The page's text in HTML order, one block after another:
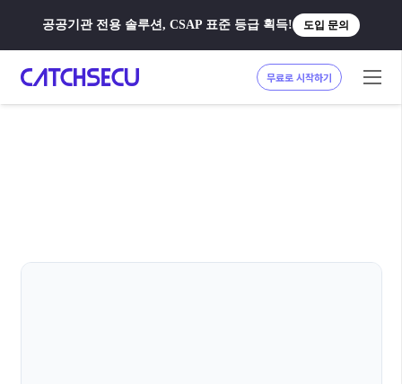
공공기관 전용 솔루션, CSAP 표준 등급 획득! 도입 문의
무료로 시작하기